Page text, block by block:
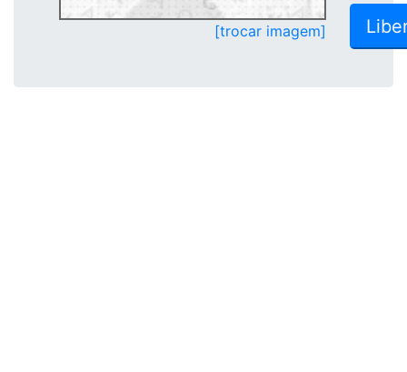
[trocar imagem]